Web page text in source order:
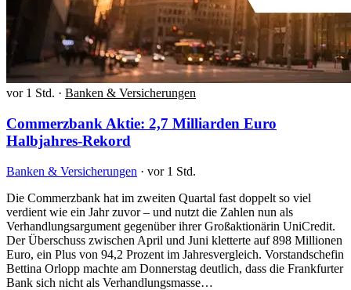
vor 1 Std. · Banken & Versicherungen
Commerzbank Aktie: 2,7 Milliarden Euro
Halbjahres-Rekord
Banken & Versicherungen · vor 1 Std.
Die Commerzbank hat im zweiten Quartal fast doppelt so viel
verdient wie ein Jahr zuvor – und nutzt die Zahlen nun als
Verhandlungsargument gegenüber ihrer Großaktionärin UniCredit.
Der Überschuss zwischen April und Juni kletterte auf 898 Millionen
Euro, ein Plus von 94,2 Prozent im Jahresvergleich. Vorstandschefin
Bettina Orlopp machte am Donnerstag deutlich, dass die Frankfurter
Bank sich nicht als Verhandlungsmasse…